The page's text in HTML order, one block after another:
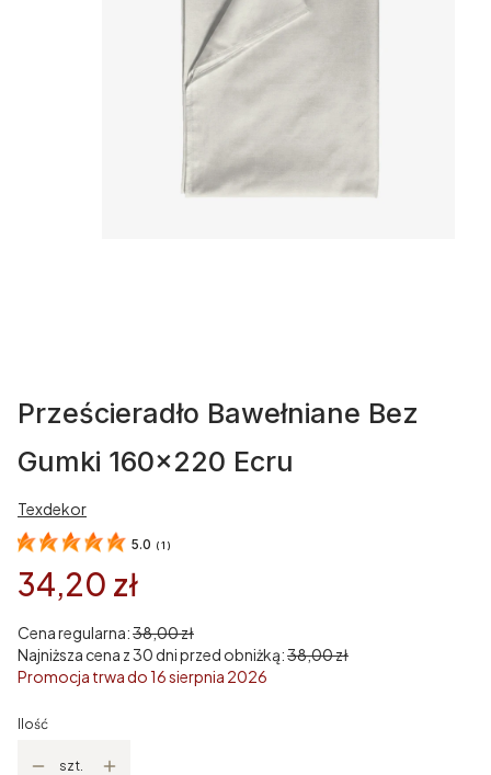
Prześcieradło Bawełniane Bez
Gumki 160x220 Ecru
Texdekor
5.0 ( 1 )
34,20 zł
Cena regularna:38,00 zł
Najniższa cena z 30 dni przed obniżką:38,00 zł
Promocja trwa do 16 sierpnia 2026
Ilość
szt.